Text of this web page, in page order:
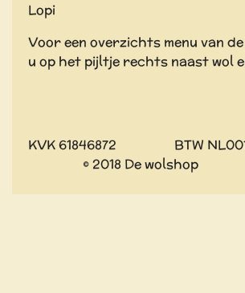
Lopi
Voor een overzichts menu van
u op het pijltje rechts naast wol
KVK 61846872 BTW
© 2018 De wolshop